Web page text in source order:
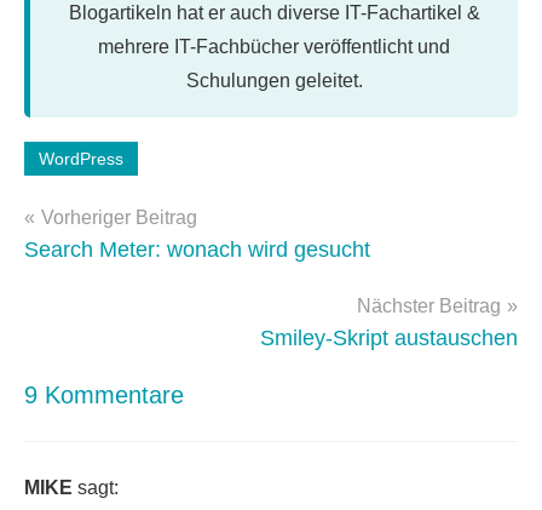
Blogartikeln hat er auch diverse IT-Fachartikel &
mehrere IT-Fachbücher veröffentlicht und
Schulungen geleitet.
Schlagwörter:
update
WordPress
Beitragsnavigation
Vorheriger Beitrag
Search Meter: wonach wird gesucht
Nächster Beitrag
Smiley-Skript austauschen
9 Kommentare
MIKE sagt: